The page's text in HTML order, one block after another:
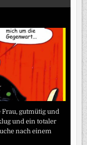
Frau, gutmütig und
und ein totaler
nach einem